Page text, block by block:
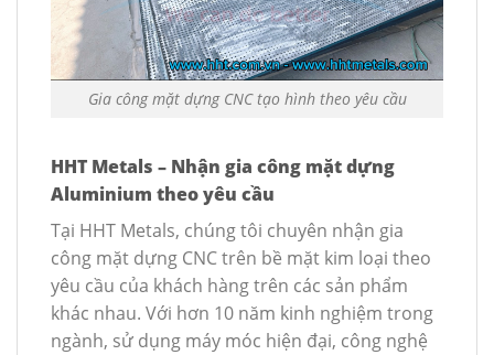
Gia công mặt dựng CNC tạo hình theo yêu cầu
HHT Metals – Nhận gia công mặt dựng
Aluminium theo yêu cầu
Tại HHT Metals, chúng tôi chuyên nhận gia
công mặt dựng CNC trên bề mặt kim loại theo
yêu cầu của khách hàng trên các sản phẩm
khác nhau. Với hơn 10 năm kinh nghiệm trong
ngành, sử dụng máy móc hiện đại, công nghệ